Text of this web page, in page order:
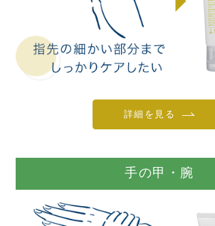
詳細を見る
手の甲・腕